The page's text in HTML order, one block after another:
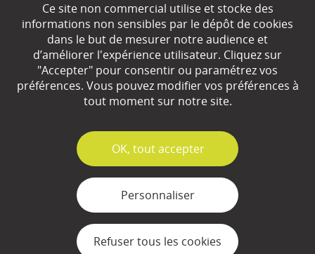
Espace Presse
Plan du site
Contact
Mentions légales
Gestion des cookies
Ce site non commercial utilise et stocke des
informations non sensibles par le dépôt de cookies
dans le but de mesurer notre audience et
d’améliorer l'expérience utilisateur. Cliquez sur
"Accepter" pour consentir ou paramétrez vos
préférences. Vous pouvez modifier vos préférences à
tout moment sur notre site.
✓
OK, tout accepter
Personnaliser
Refuser tous les cookies